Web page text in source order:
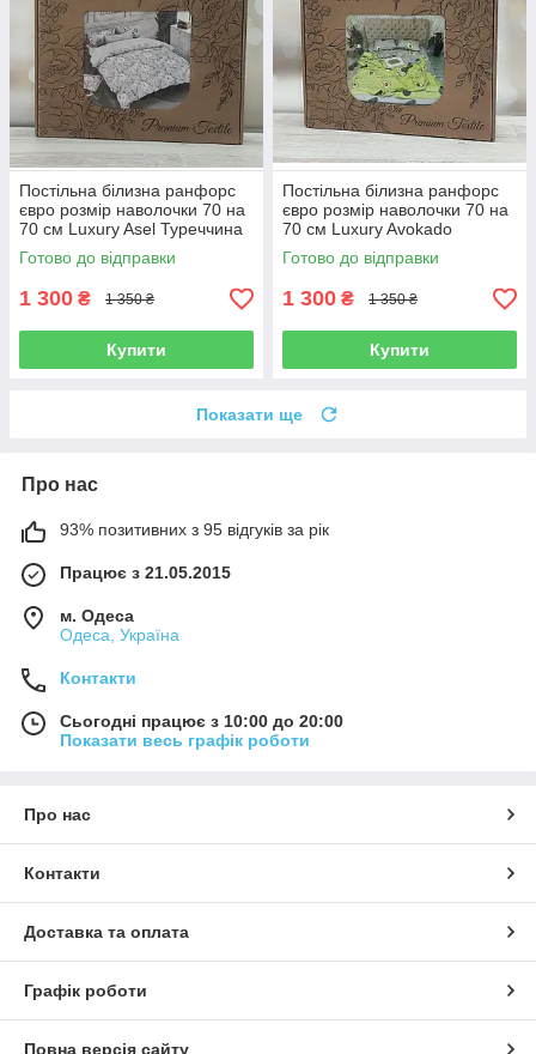
Постільна білизна ранфорс
євро розмір наволочки 70 на
70 см Luxury Asel Туреччина
Готово до відправки
1 300 ₴ 1 350 ₴
Купити
Постільна білизна ранфорс
євро розмір наволочки 70 на
70 см Luxury Avokado
Туреччина
Готово до відправки
1 300 ₴ 1 350 ₴
Купити
Показати ще
Про нас
93% позитивних з 95 відгуків за рік
Працює з 21.05.2015
м. Одеса
Одеса, Україна
Контакти
Сьогодні працює з 10:00 до 20:00
Показати весь графік роботи
Про нас
Контакти
Доставка та оплата
Графік роботи
Повна версія сайту